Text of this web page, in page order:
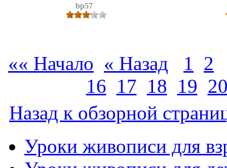
bp57
«« Начало « Назад 1 2
16 17 18 19
Назад к обзорной
Уроки живописи для